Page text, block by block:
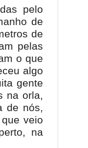
pelo
de
de
pelas
o que
algo
gente
na orla,
de nós,
veio
na